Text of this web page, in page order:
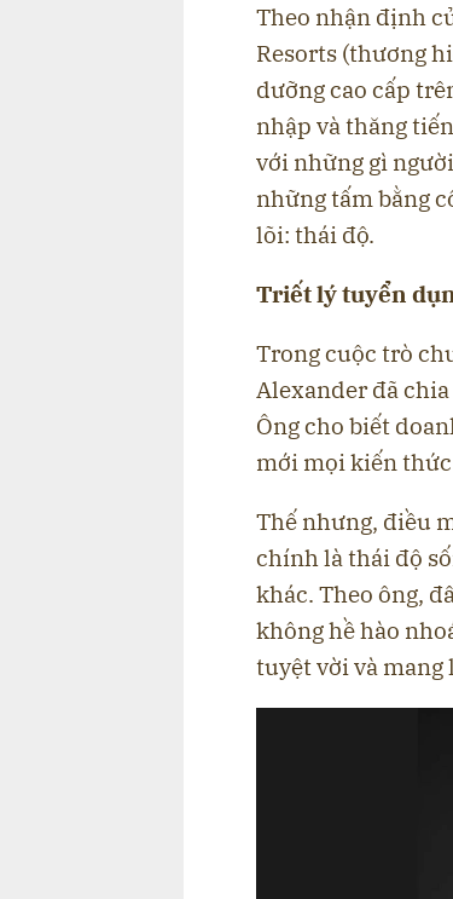
Theo nhận định
Resorts (thương
dưỡng cao cấp
nhập và thăng
với những gì
những tấm bằng
lõi: thái độ.
Triết lý tuyển
Trong cuộc trò
Alexander đã
Ông cho biết
mới mọi kiến
Thế nhưng, điều
chính là thái độ
khác. Theo ông,
không hề hào
tuyệt vời và mang